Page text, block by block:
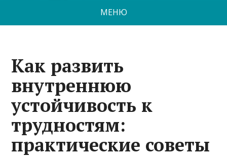
МЕНЮ
Как развить
внутреннюю
устойчивость к
трудностям:
практические советы